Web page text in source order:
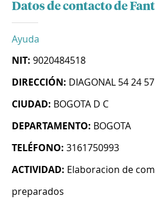
Datos de contacto de
Ayuda
NIT: 9020484518
DIRECCIÓN: DIAGONAL 54 24 57
CIUDAD: BOGOTA D C
DEPARTAMENTO: BOGOTA
TELÉFONO: 3161750993
ACTIVIDAD: Elaboracion de
preparados